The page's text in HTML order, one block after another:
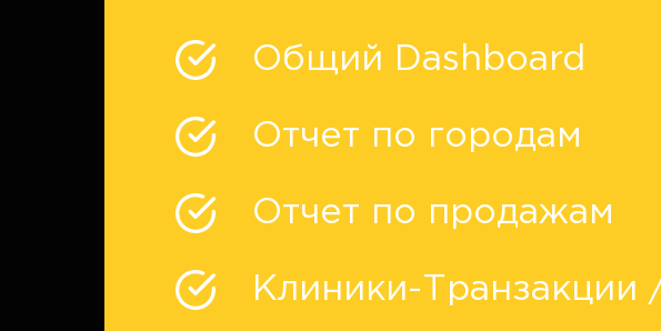
Общий Dashboard
Отчет по городам
Отчет по продажам
Клиники-